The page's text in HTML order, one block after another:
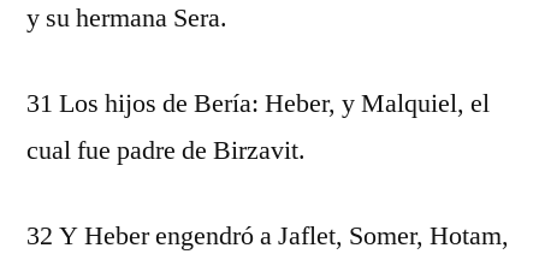
y su hermana Sera.
31 Los hijos de Bería: Heber, y Malquiel, el
cual fue padre de Birzavit.
32 Y Heber engendró a Jaflet, Somer, Hotam,